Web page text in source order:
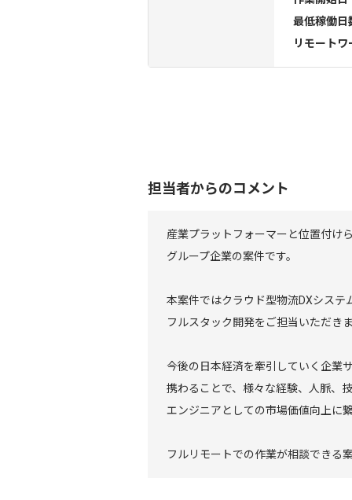
最低稼働日
リモートワ
担当者からのコメント
産業プラットフォーマーと位置付け
グループ企業の案件です。
本案件ではクラウド型物流DXシステ
フルスタック開発をご担当いただきま
今後の日本経済を牽引していく企業
携わることで、様々な経験、人脈、
エンジニアとしての市場価値向上に繋
フルリモートでの作業が相談できる案